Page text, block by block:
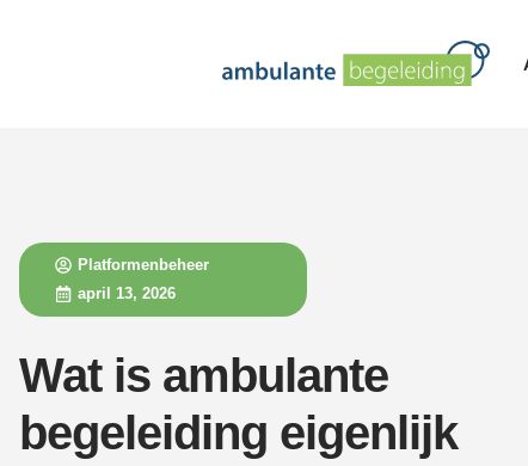
Platformenbeheer
april 13, 2026
Wat is ambulante
begeleiding eigenlijk